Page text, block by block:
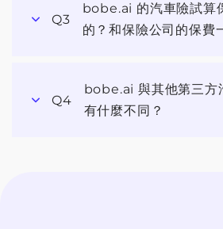
Q3
bobe.ai 的汽車險試算
的？和保險公司的保費
Q4
bobe.ai 與其他第三方
有什麼不同？